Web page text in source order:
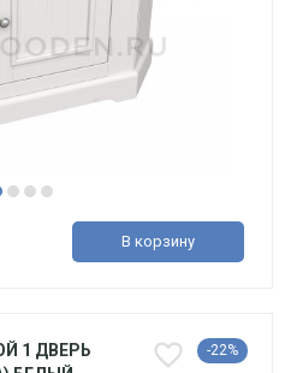
В корзину
1 ДВЕРЬ
-22%